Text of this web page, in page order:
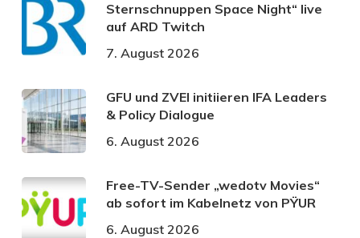
Sternschnuppen Space Night“ live
auf ARD Twitch
7. August 2026
GFU und ZVEI initiieren IFA Leaders
& Policy Dialogue
6. August 2026
Free-TV-Sender „wedotv Movies“
ab sofort im Kabelnetz von PŸUR
6. August 2026